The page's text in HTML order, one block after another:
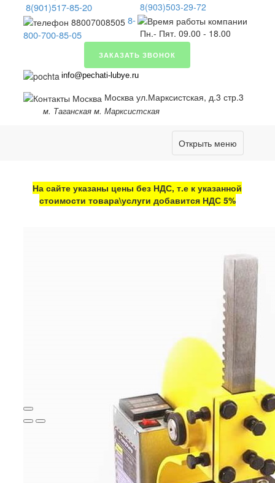
8(901)517-85-20
8-
800-700-85-05
8(903)503-29-72
Пн.- Пят. 09.00 - 18.00
ЗАКАЗАТЬ ЗВОНОК
info@pechati-lubye.ru
Москва ул.Марксистская, д.3 стр.3
м. Таганская м. Марксистская
Открыть меню
На сайте указаны цены без НДС, т.е к указанной
стоимости товара\услуги добавится НДС 5%
Пресс для тиснения,
выжигания KTP2-500